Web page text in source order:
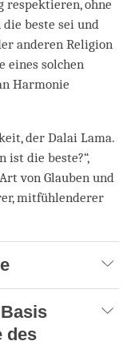
ohne
die beste sei und
anderen Religion
eines solchen
Harmonie
der Dalai Lama.
ist die beste?“,
von Glauben und
mitfühlenderer
des